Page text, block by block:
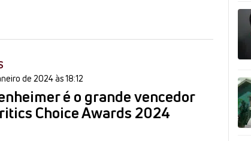
de 2024 às 18:12
é o grande vencedor
Choice Awards 2024